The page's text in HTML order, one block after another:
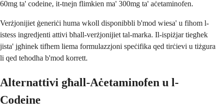
60mg ta' codeine, it-tnejn flimkien ma' 300mg ta' aċetaminofen.
Verżjonijiet ġeneriċi huma wkoll disponibbli b'mod wiesa' u fihom l-
istess ingredjenti attivi bħall-verżjonijiet tal-marka. Il-ispiżjar tiegħek
jista' jgħinek tifhem liema formulazzjoni speċifika qed tirċievi u tiżgura
li qed teħodha b'mod korrett.
Alternattivi għall-Aċetaminofen u l-
Codeine